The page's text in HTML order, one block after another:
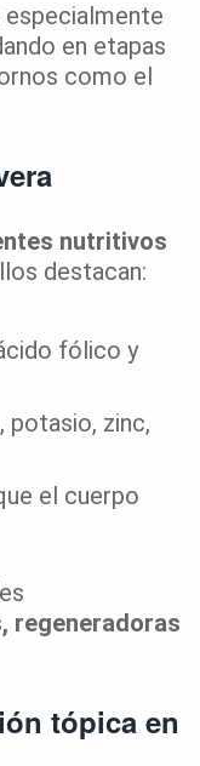
especialmente
en etapas
como el
nutritivos
destacan:
fólico y
potasio, zinc,
el cuerpo
regeneradoras
tópica en